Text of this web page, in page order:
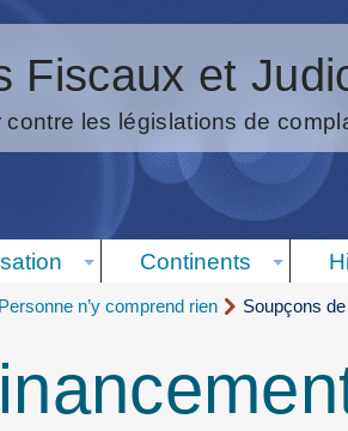
Fiscaux et
contre les législations de
Continents
Personne n’y comprend rien Soupçons